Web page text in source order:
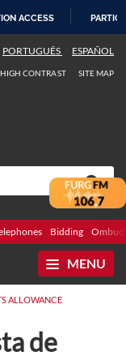
ACCESS
PORTUGUÊS ESPAÑOL
HIGH CONTRAST SITE MAP
Bidding
MENU
ALLOWANCE
de